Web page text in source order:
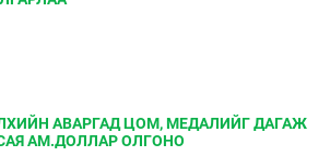
АВАРГАД ЦОМ, МЕДАЛИЙГ ДАГАЖ
АМ.ДОЛЛАР ОЛГОНО